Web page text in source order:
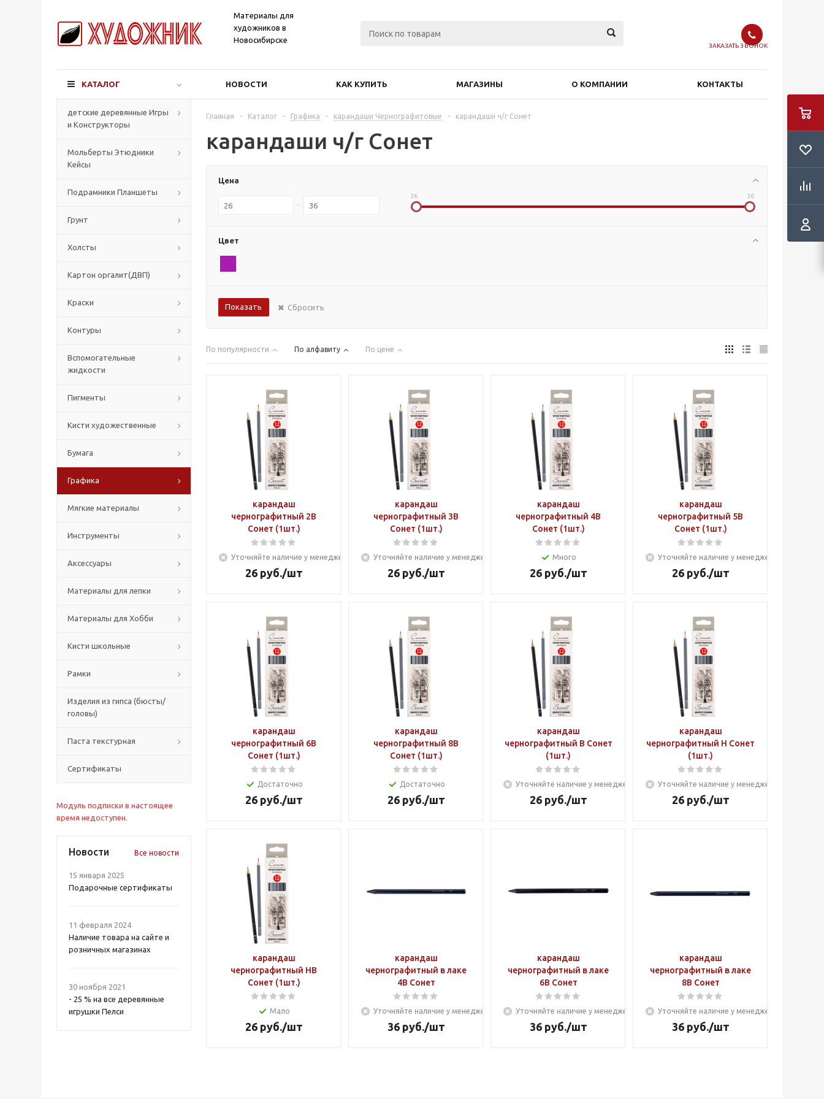
Материалы для
художников в
Новосибирске
ЗАКАЗАТЬ ЗВОНОК
КАТАЛОГ НОВОСТИ КАК КУПИТЬ МАГАЗИНЫ О КОМПАНИИ КОНТАКТЫ
детские деревянные Игры
и Конструкторы
Мольберты Этюдники
Кейсы
Подрамники Планшеты
Грунт
Холсты
Картон оргалит(ДВП)
Краски
Контуры
Вспомогательные
жидкости
Пигменты
Кисти художественные
Бумага
Графика
Мягкие материалы
Инструменты
Аксессуары
Материалы для лепки
Материалы для Хобби
Кисти школьные
Рамки
Изделия из гипса (бюсты/
головы)
Паста текстурная
Сертификаты
Модуль подписки в настоящее
время недоступен.
Новости Все новости
15 января 2025
Подарочные сертификаты
11 февраля 2024
Наличие товара на сайте и
розничных магазинах
30 ноября 2021
- 25 % на все деревянные
игрушки Пелси
Главная - Каталог - Графика - карандаши Чернографитовые - карандаши ч/г Сонет
карандаши ч/г Сонет
Цена
26 36
Цвет
Сбросить
По популярности По алфавиту По цене
карандаш
чернографитный 2B
Сонет (1шт.)
Уточняйте наличие у менеджера
26руб./шт
карандаш
чернографитный 3B
Сонет (1шт.)
Уточняйте наличие у менеджера
26руб./шт
карандаш
чернографитный 4B
Сонет (1шт.)
Много
26руб./шт
карандаш
чернографитный 5B
Сонет (1шт.)
Уточняйте наличие у менеджера
26руб./шт
карандаш
чернографитный 6B
Сонет (1шт.)
Достаточно
26руб./шт
карандаш
чернографитный 8B
Сонет (1шт.)
Достаточно
26руб./шт
карандаш
чернографитный B Сонет
(1шт.)
Уточняйте наличие у менеджера
26руб./шт
карандаш
чернографитный H Сонет
(1шт.)
Уточняйте наличие у менеджера
26руб./шт
карандаш
чернографитный HB
Сонет (1шт.)
Мало
26руб./шт
карандаш
чернографитный в лаке
4В Сонет
Уточняйте наличие у менеджера
36руб./шт
карандаш
чернографитный в лаке
6В Сонет
Уточняйте наличие у менеджера
36руб./шт
карандаш
чернографитный в лаке
8В Сонет
Уточняйте наличие у менеджера
36руб./шт